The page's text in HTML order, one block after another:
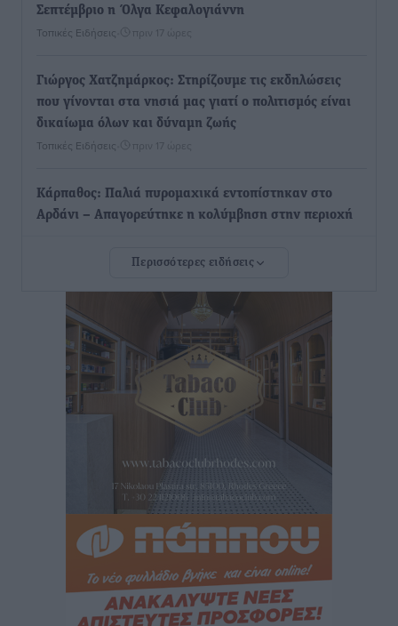
Σεπτέμβριο η Όλγα Κεφαλογιάννη
Τοπικές Ειδήσεις πριν 17 ώρες
Γιώργος Χατζημάρκος: Στηρίζουμε τις εκδηλώσεις
που γίνονται στα νησιά μας γιατί ο πολιτισμός είναι
δικαίωμα όλων και δύναμη ζωής
Τοπικές Ειδήσεις πριν 17 ώρες
Κάρπαθος: Παλιά πυρομαχικά εντοπίστηκαν στο
Αρδάνι – Απαγορεύτηκε η κολύμβηση στην περιοχή
εφησυχασμού» – Σε πλήρη ετοιμότητα ο μηχανισμός
• πριν 19 ώρες
Καιρός: Επιμένουν οι υψηλές θερμοκρασίες – Ισχυρά
μελτέμια έως 9 μποφόρ, σε «Red Code» 6 περιοχές
πριν 19 ώρες
Τα φοιτητικά ενοίκια «τινάζουν στον αέρα» τους
οικογενειακούς προϋπολογισμούς
Ειδήσεις• πριν 19 ώρες
Δύο νέοι ξενώνες παραδόθηκαν στις Ένοπλες
Δυνάμεις στη νήσο Ρω
Τοπικές Ειδήσεις• πριν 20 ώρες
Περισσότερες ειδήσεις